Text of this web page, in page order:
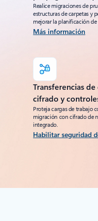
Realice migraciones de
estructuras de carpetas y
mejorar la planificación
Más información
Transferencias
cifrado y
Proteja cargas de trabajo
migración con cifrado de
integrado.
Habilitar seguridad